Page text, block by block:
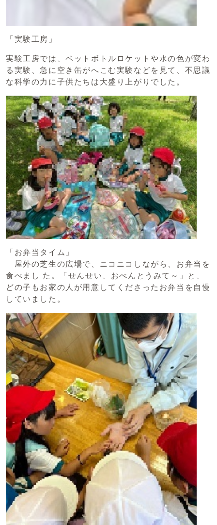
「実験工房」
実験工房では、ペットボトルロケットや水の色が変わ
る実験、急に空き缶がへこむ実験などを見て、不思議
な科学の力に子供たちは大盛り上がりでした。
「お弁当タイム」
屋外の芝生の広場で、ニコニコしながら、お弁当を
食べまし た。「せんせい、おべんとうみて～」と、
どの子もお家の人が用意してくださったお弁当を自慢
していました。